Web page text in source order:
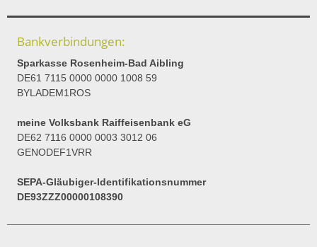
Bankverbindungen:
Sparkasse Rosenheim-Bad Aibling
DE61 7115 0000 0000 1008 59
BYLADEM1ROS
meine Volksbank Raiffeisenbank eG
DE62 7116 0000 0003 3012 06
GENODEF1VRR
SEPA-Gläubiger-Identifikationsnummer
DE93ZZZ00000108390